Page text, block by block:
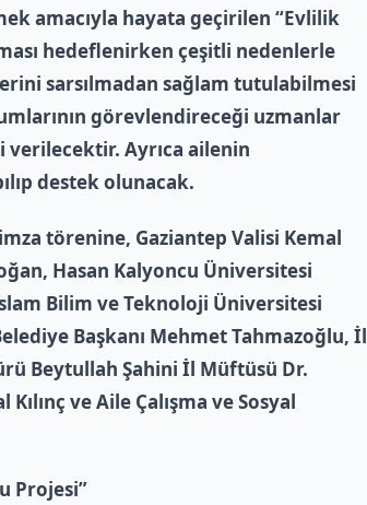
amacıyla hayata geçirilen “Evlilik
hedeflenirken çeşitli nedenlerle
sarsılmadan sağlam tutulabilmesi
görevlendireceği uzmanlar
verilecektir. Ayrıca ailenin
destek olunacak.
törenine, Gaziantep Valisi Kemal
Hasan Kalyoncu Üniversitesi
Bilim ve Teknoloji Üniversitesi
Başkanı Mehmet Tahmazoğlu, İl
Beytullah Şahini İl Müftüsü Dr.
ve Aile Çalışma ve Sosyal
Projesi”